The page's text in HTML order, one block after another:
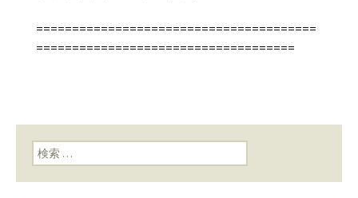
=======================================
====================================
検索: